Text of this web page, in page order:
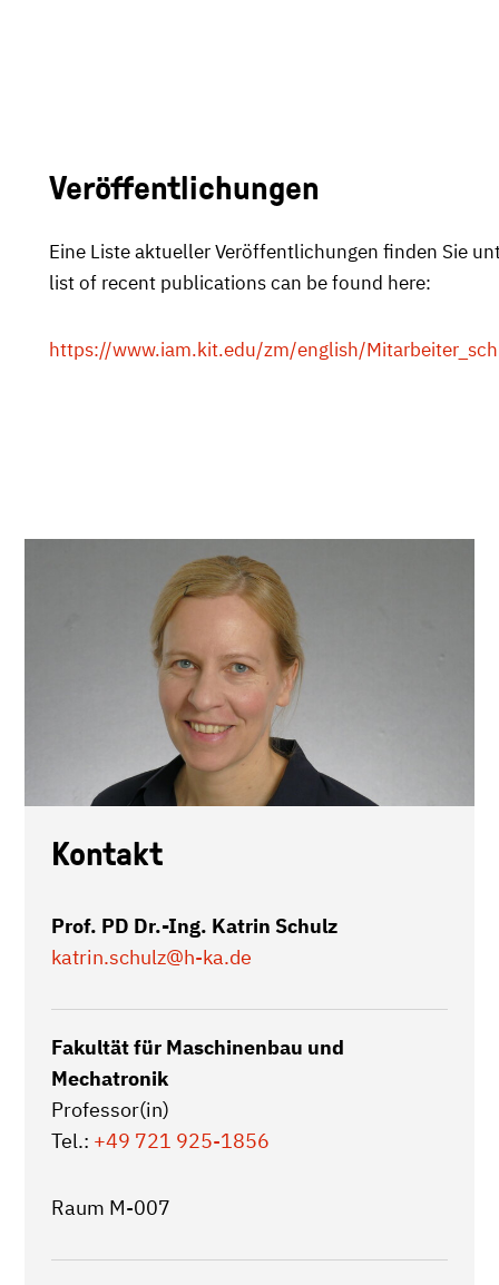
Veröffentlichungen
Eine Liste aktueller Veröffentlichungen finden Sie
list of recent publications can be found here:
https://www.iam.kit.edu/zm/english/
Kontakt
Prof. PD Dr.-Ing. Katrin Schulz
katrin.schulz@h-ka.de
Fakultät für Maschinenbau und
Mechatronik
Professor(in)
Tel.: +49 721 925-1856
Raum M-007